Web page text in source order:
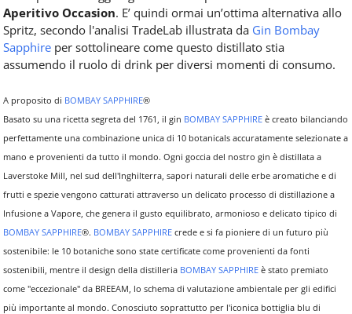
Aperitivo Occasion. E’ quindi ormai un’ottima alternativa allo
Spritz, secondo l'analisi TradeLab illustrata da Gin Bombay
Sapphire per sottolineare come questo distillato stia
assumendo il ruolo di drink per diversi momenti di consumo.
A proposito di BOMBAY SAPPHIRE®
Basato su una ricetta segreta del 1761, il gin BOMBAY SAPPHIRE è creato bilanciando
perfettamente una combinazione unica di 10 botanicals accuratamente selezionate a
mano e provenienti da tutto il mondo. Ogni goccia del nostro gin è distillata a
Laverstoke Mill, nel sud dell'Inghilterra, sapori naturali delle erbe aromatiche e di
frutti e spezie vengono catturati attraverso un delicato processo di distillazione a
Infusione a Vapore, che genera il gusto equilibrato, armonioso e delicato tipico di
BOMBAY SAPPHIRE®. BOMBAY SAPPHIRE crede e si fa pioniere di un futuro più
sostenibile: le 10 botaniche sono state certificate come provenienti da fonti
sostenibili, mentre il design della distilleria BOMBAY SAPPHIRE è stato premiato
come "eccezionale" da BREEAM, lo schema di valutazione ambientale per gli edifici
più importante al mondo. Conosciuto soprattutto per l'iconica bottiglia blu di